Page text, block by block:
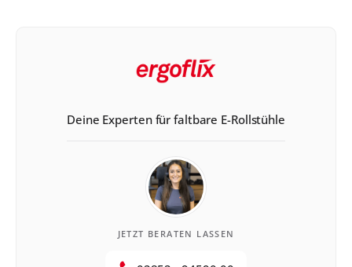
Deine Experten für faltbare E-Rollstühle
JETZT BERATEN LASSEN